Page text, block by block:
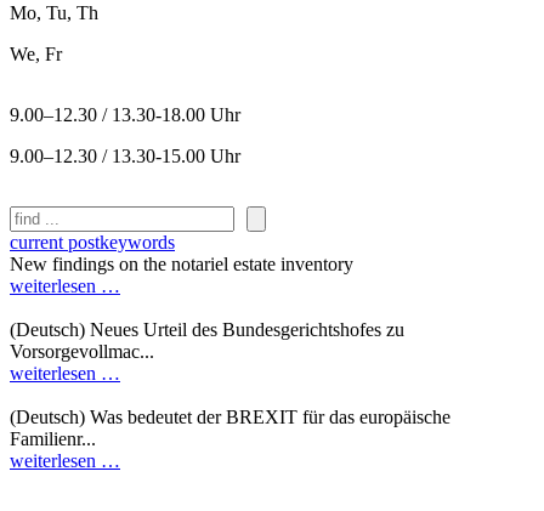
Mo, Tu, Th
We, Fr
9.00–12.30 / 13.30-18.00 Uhr
9.00–12.30 / 13.30-15.00 Uhr
Search
current postkeywords
New findings on the notariel estate inventory
weiterlesen …
(Deutsch) Neues Urteil des Bundesgerichtshofes zu
Vorsorgevollmac...
weiterlesen …
(Deutsch) Was bedeutet der BREXIT für das europäische
Familienr...
weiterlesen …